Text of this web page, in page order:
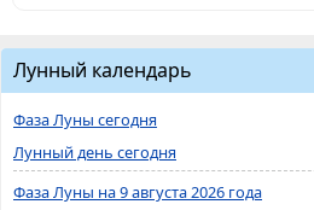
Лунный календарь
Фаза Луны сегодня
Лунный день сегодня
Фаза Луны на 9 августа 2026 года